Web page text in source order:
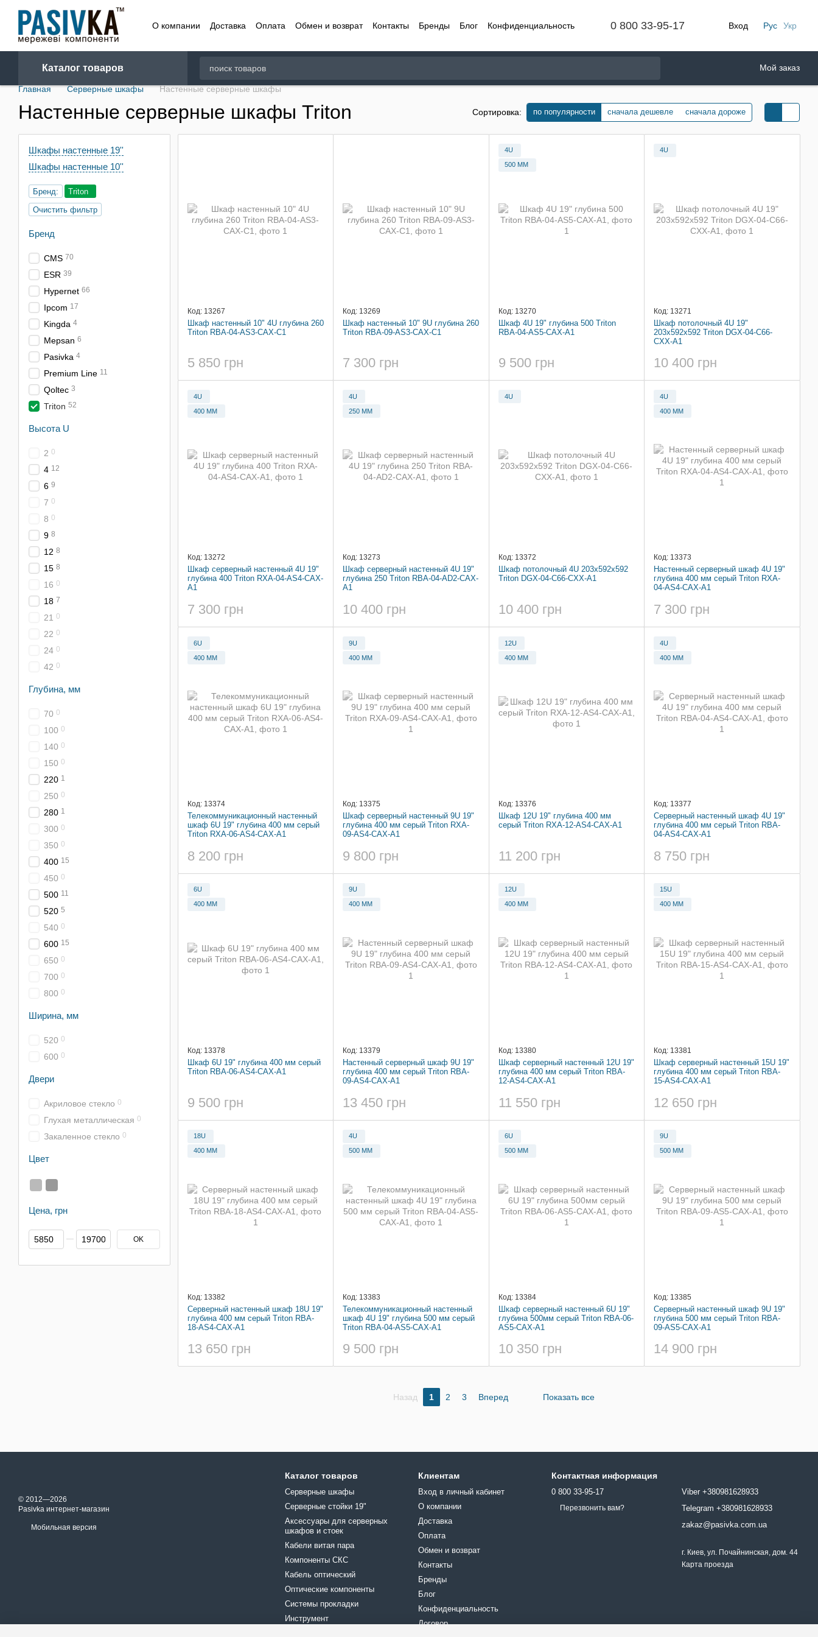
Перейти к основному контенту
О компании
Доставка Оплата Обмен и возврат Контакты Бренды Блог
Конфиденциальность
0 800 33-95-17 Вход Рус Укр
Каталог товаров Мой заказ
Главная Серверные шкафы Настенные серверные шкафы
Настенные серверные шкафы Triton Сортировка: по популярности сначала дешевле сначала дороже
Код: 13267
Шкаф настенный 10" 4U глубина 260
Triton RBA-04-AS3-CAX-C1
5 850 грн
Код: 13269
Шкаф настенный 10" 9U глубина 260
Triton RBA-09-AS3-CAX-C1
7 300 грн
4U
500 ММ
Код: 13270
Шкаф 4U 19" глубина 500 Triton
RBA-04-AS5-CAX-A1
9 500 грн
4U
Код: 13271
Шкаф потолочный 4U 19"
203x592x592 Triton DGX-04-C66-
CXX-A1
10 400 грн
4U
400 ММ
Код: 13272
Шкаф серверный настенный 4U 19"
глубина 400 Triton RXA-04-AS4-CAX-
A1
7 300 грн
4U
250 ММ
Код: 13273
Шкаф серверный настенный 4U 19"
глубина 250 Triton RBA-04-AD2-CAX-
A1
10 400 грн
4U
Код: 13372
Шкаф потолочный 4U 203x592x592
Triton DGX-04-C66-CXX-A1
10 400 грн
4U
400 ММ
Код: 13373
Настенный серверный шкаф 4U 19"
глубина 400 мм серый Triton RXA-
04-AS4-CAX-A1
7 300 грн
6U
400 ММ
Код: 13374
Телекоммуникационный настенный
шкаф 6U 19" глубина 400 мм серый
Triton RXA-06-AS4-CAX-A1
8 200 грн
9U
400 ММ
Код: 13375
Шкаф серверный настенный 9U 19"
глубина 400 мм серый Triton RXA-
09-AS4-CAX-A1
9 800 грн
12U
400 ММ
Код: 13376
Шкаф 12U 19" глубина 400 мм
серый Triton RXA-12-AS4-CAX-A1
11 200 грн
4U
400 ММ
Код: 13377
Серверный настенный шкаф 4U 19"
глубина 400 мм серый Triton RBA-
04-AS4-CAX-A1
8 750 грн
6U
400 ММ
Код: 13378
Шкаф 6U 19" глубина 400 мм серый
Triton RBA-06-AS4-CAX-A1
9 500 грн
9U
400 ММ
Код: 13379
Настенный серверный шкаф 9U 19"
глубина 400 мм серый Triton RBA-
09-AS4-CAX-A1
13 450 грн
12U
400 ММ
Код: 13380
Шкаф серверный настенный 12U 19"
глубина 400 мм серый Triton RBA-
12-AS4-CAX-A1
11 550 грн
15U
400 ММ
Код: 13381
Шкаф серверный настенный 15U 19"
глубина 400 мм серый Triton RBA-
15-AS4-CAX-A1
12 650 грн
18U
400 ММ
Код: 13382
Серверный настенный шкаф 18U 19"
глубина 400 мм серый Triton RBA-
18-AS4-CAX-A1
13 650 грн
4U
500 ММ
Код: 13383
Телекоммуникационный настенный
шкаф 4U 19" глубина 500 мм серый
Triton RBA-04-AS5-CAX-A1
9 500 грн
6U
500 ММ
Код: 13384
Шкаф серверный настенный 6U 19"
глубина 500мм серый Triton RBA-06-
AS5-CAX-A1
10 350 грн
9U
500 ММ
Код: 13385
Серверный настенный шкаф 9U 19"
глубина 500 мм серый Triton RBA-
09-AS5-CAX-A1
14 900 грн
Назад 1 2 3 Вперед Показать все
Шкафы настенные 19''
Шкафы настенные 10''
Бренд:
Triton
Очистить фильтр
Бренд
CMS 70
ESR 39
Hypernet 66
Ipcom 17
Kingda 4
Mepsan 6
Pasivka 4
Premium Line 11
Qoltec 3
Triton 52
Высота U
2 0
4 12
6 9
7 0
8 0
9 8
12 8
15 8
16 0
18 7
21 0
22 0
24 0
42 0
Глубина, мм
70 0
100 0
140 0
150 0
220 1
250 0
280 1
300 0
350 0
400 15
450 0
500 11
520 5
540 0
600 15
650 0
700 0
800 0
Ширина, мм
520 0
600 0
Двери
Акриловое стекло 0
Глухая металлическая 0
Закаленное стекло 0
Цвет
Цена, грн
От Цена, грн
До Цена, грн OK
© 2012—2026
Pasivka интернет-магазин
Мобильная версия
Каталог товаров
Серверные шкафы
Серверные стойки 19"
Аксессуары для серверных
шкафов и стоек
Кабели витая пара
Компоненты СКС
Кабель оптический
Оптические компоненты
Системы прокладки
Инструмент
Клиентам
Вход в личный кабинет
О компании
Доставка
Оплата
Обмен и возврат
Контакты
Бренды
Блог
Конфиденциальность
Договор
Контактная информация
0 800 33-95-17
Перезвонить вам?
Viber +380981628933
Telegram +380981628933
zakaz@pasivka.com.ua
г. Киев, ул. Почайнинская, дом. 44
Карта проезда